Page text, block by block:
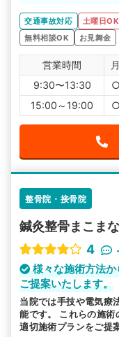
迷っている
交通事故対応 土曜日OK
無料相談OK
お見舞金
営業時間 月
9:30〜13:30
○
15:00～19:00
○
整骨院・接骨院
鍼灸整骨まこま
4
様々な施術方法
ご提案いたします。
当院では手技や電気療
能です。 これらの施術
適切施術プランをご提